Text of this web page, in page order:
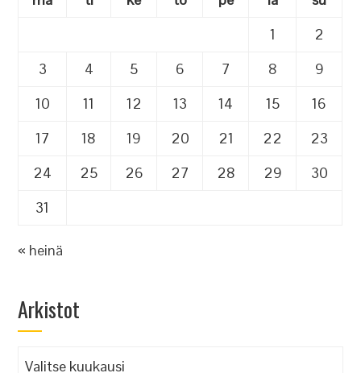
1
2
3
4 5 6 7 8
9
10
11 12 13 14 15
16
17
18 19 20 21 22
23
24
25 26 27 28 29
30
31
« heinä
Arkistot
Arkistot